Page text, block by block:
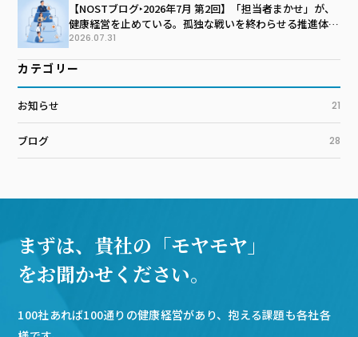
【NOSTブログ‣2026年7月 第2回】「担当者まかせ」が、
健康経営を止めている。孤独な戦いを終わらせる推進体制
のつくり方
2026.07.31
カテゴリー
お知らせ 21
ブログ 28
まずは、貴社の「モヤモヤ」
をお聞かせください。
100社あれば100通りの健康経営があり、抱える課題も各社各